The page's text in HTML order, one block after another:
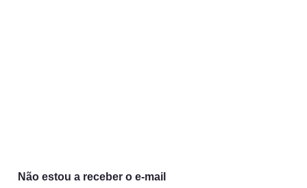
Não estou a receber o e-mail